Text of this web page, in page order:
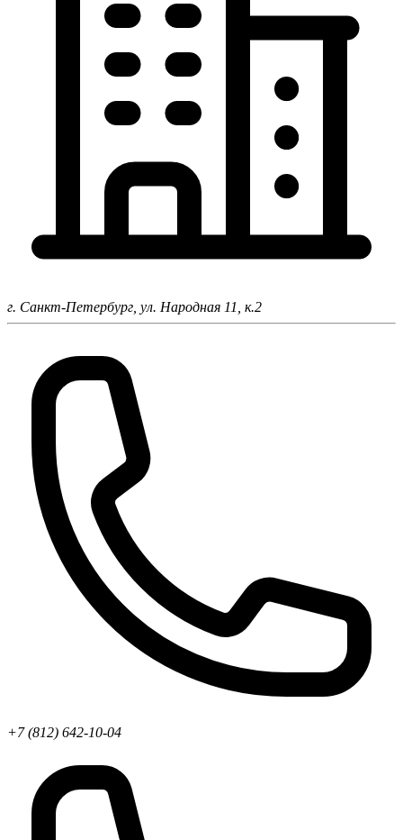
г. Санкт-Петербург, ул. Народная 11, к.2
+7 (812) 642-10-04